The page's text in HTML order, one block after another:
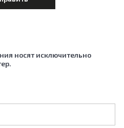
носят исключительно
имя